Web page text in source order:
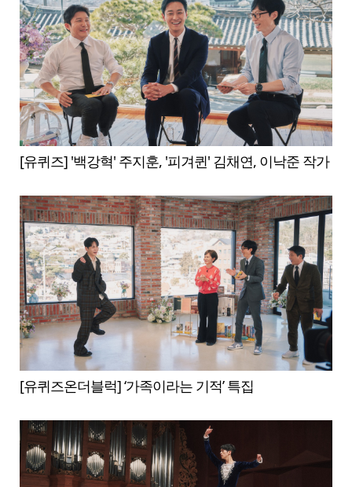
[유퀴즈] '백강혁' 주지훈, '피겨퀸' 김채연, 이낙준 작가
[유퀴즈온더블럭] ‘가족이라는 기적’ 특집